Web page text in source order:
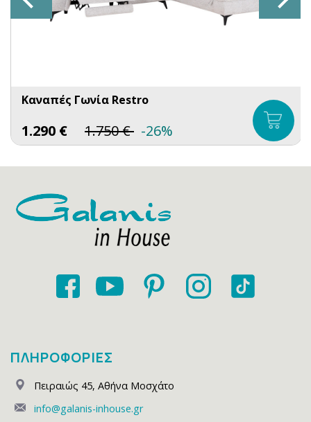
Καναπές Γωνία Restro
1.290 € 1.750€ -26%
ΠΛΗΡΟΦΟΡΙΕΣ
Πειραιώς 45, Αθήνα Μοσχάτο
info@galanis-inhouse.gr